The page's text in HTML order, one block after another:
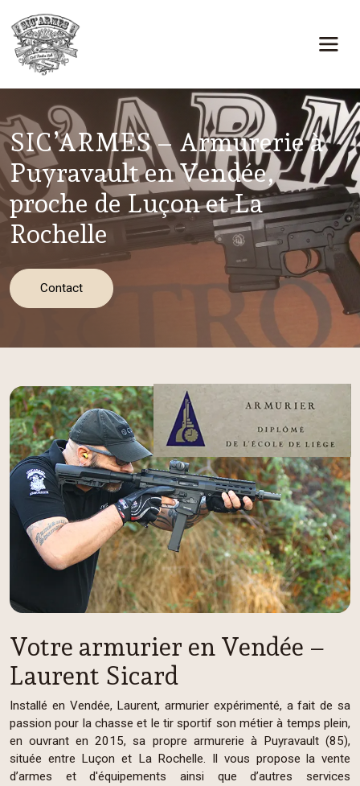
SIC’ARMES – Armurerie à
Puyravault en Vendée,
proche de Luçon et La
Rochelle
Contact
Votre armurier en Vendée –
Laurent Sicard
Installé en Vendée, Laurent, armurier expérimenté, a fait de sa
passion pour la chasse et le tir sportif son métier à temps plein,
en ouvrant en 2015, sa propre armurerie à Puyravault (85),
située entre Luçon et La Rochelle. Il vous propose la vente
d’armes et d'équipements ainsi que d’autres services